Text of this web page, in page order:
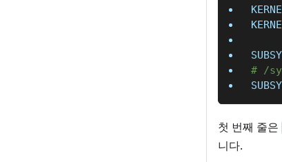
# /
첫 번째 줄은
니다.